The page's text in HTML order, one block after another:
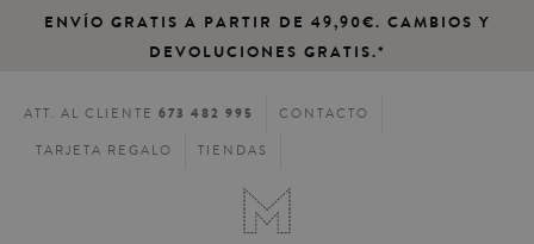
ENVÍO GRATIS A PARTIR DE 49,90€. CAMBIOS Y
DEVOLUCIONES GRATIS.*
ATT. AL CLIENTE 673 482 995 CONTACTO
TARJETA REGALO TIENDAS